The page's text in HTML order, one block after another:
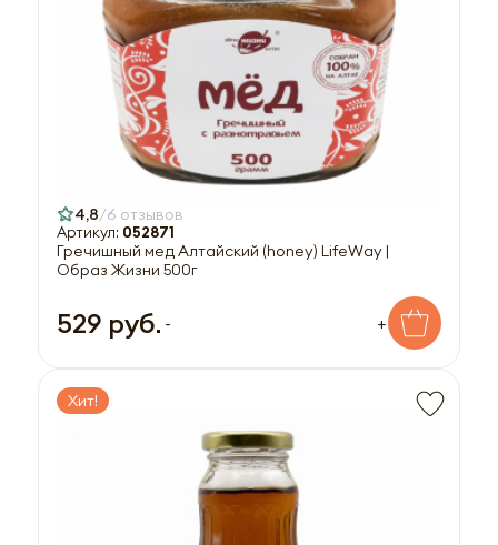
4,8 6 отзывов
Артикул: 052871
Гречишный мед Алтайский (honey) LifeWay |
Образ Жизни 500г
529 руб. - +
Хит!